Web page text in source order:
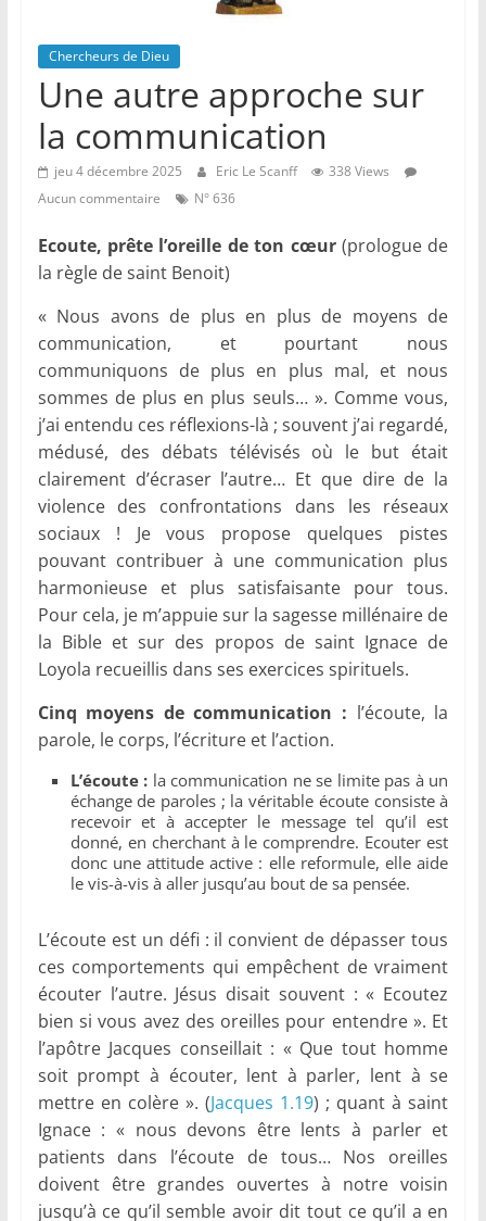
Chercheurs de Dieu
Une autre approche sur
la communication
jeu 4 décembre 2025 Eric Le Scanff
338 Views
Aucun commentaire
N° 636
Ecoute, prête l’oreille de ton cœur (prologue de
la règle de saint Benoit)
« Nous avons de plus en plus de moyens de
communication, et pourtant nous
communiquons de plus en plus mal, et nous
sommes de plus en plus seuls… ». Comme vous,
j’ai entendu ces réflexions-là ; souvent j’ai regardé,
médusé, des débats télévisés où le but était
clairement d’écraser l’autre… Et que dire de la
violence des confrontations dans les réseaux
sociaux ! Je vous propose quelques pistes
pouvant contribuer à une communication plus
harmonieuse et plus satisfaisante pour tous.
Pour cela, je m’appuie sur la sagesse millénaire de
la Bible et sur des propos de saint Ignace de
Loyola recueillis dans ses exercices spirituels.
Cinq moyens de communication : l’écoute, la
parole, le corps, l’écriture et l’action.
L’écoute : la communication ne se limite pas à un
échange de paroles ; la véritable écoute consiste à
recevoir et à accepter le message tel qu’il est
donné, en cherchant à le comprendre. Ecouter est
donc une attitude active : elle reformule, elle aide
le vis-à-vis à aller jusqu’au bout de sa pensée.
L’écoute est un défi : il convient de dépasser tous
ces comportements qui empêchent de vraiment
écouter l’autre. Jésus disait souvent : « Ecoutez
bien si vous avez des oreilles pour entendre ». Et
l’apôtre Jacques conseillait : « Que tout homme
soit prompt à écouter, lent à parler, lent à se
mettre en colère ». (Jacques 1.19) ; quant à saint
Ignace : « nous devons être lents à parler et
patients dans l’écoute de tous… Nos oreilles
doivent être grandes ouvertes à notre voisin
jusqu’à ce qu’il semble avoir dit tout ce qu’il a en